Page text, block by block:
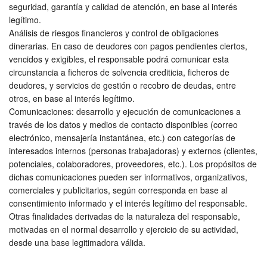
seguridad, garantía y calidad de atención, en base al interés
legítimo.
Análisis de riesgos financieros y control de obligaciones
dinerarias. En caso de deudores con pagos pendientes ciertos,
vencidos y exigibles, el responsable podrá comunicar esta
circunstancia a ficheros de solvencia crediticia, ficheros de
deudores, y servicios de gestión o recobro de deudas, entre
otros, en base al interés legítimo.
Comunicaciones: desarrollo y ejecución de comunicaciones a
través de los datos y medios de contacto disponibles (correo
electrónico, mensajería instantánea, etc.) con categorías de
interesados internos (personas trabajadoras) y externos (clientes,
potenciales, colaboradores, proveedores, etc.). Los propósitos de
dichas comunicaciones pueden ser informativos, organizativos,
comerciales y publicitarios, según corresponda en base al
consentimiento informado y el interés legítimo del responsable.
Otras finalidades derivadas de la naturaleza del responsable,
motivadas en el normal desarrollo y ejercicio de su actividad,
desde una base legitimadora válida.